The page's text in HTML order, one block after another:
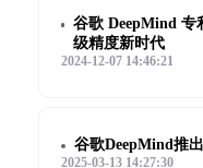
谷歌 DeepMind
级精度新时代
2024-12-07 14:46:21
谷歌DeepMind推
2025-03-13 14:27:30